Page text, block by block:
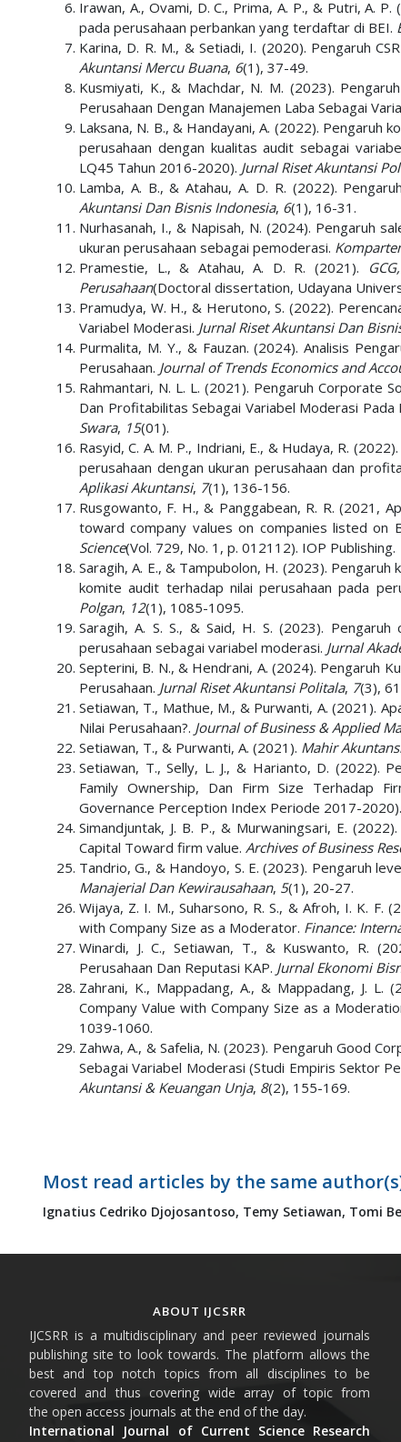
Irawan, A., Ovami, D. C., Prima, A. P., & Putri, A.
pada perusahaan perbankan yang terdaftar di BEI.
Karina, D. R. M., & Setiadi, I. (2020). Pengaruh
Akuntansi Mercu Buana, 6(1), 37-49.
Kusmiyati, K., & Machdar, N. M. (2023).
Perusahaan Dengan Manajemen Laba Sebagai
Laksana, N. B., & Handayani, A. (2022). Pengaruh
perusahaan dengan kualitas audit sebagai
LQ45 Tahun 2016-2020). Jurnal Riset Akuntansi
Lamba, A. B., & Atahau, A. D. R. (2022).
Akuntansi Dan Bisnis Indonesia, 6(1), 16-31.
Nurhasanah, I., & Napisah, N. (2024). Pengaruh
ukuran perusahaan sebagai pemoderasi.
Pramestie, L., & Atahau, A. D. R. (2021).
Perusahaan(Doctoral dissertation, Udayana
Pramudya, W. H., & Herutono, S. (2022).
Variabel Moderasi. Jurnal Riset Akuntansi Dan
Purmalita, M. Y., & Fauzan. (2024). Analisis
Perusahaan. Journal of Trends Economics and
Rahmantari, N. L. L. (2021). Pengaruh Corporate
Dan Profitabilitas Sebagai Variabel Moderasi
Swara, 15(01).
Rasyid, C. A. M. P., Indriani, E., & Hudaya, R.
perusahaan dengan ukuran perusahaan dan
Aplikasi Akuntansi, 7(1), 136-156.
Rusgowanto, F. H., & Panggabean, R. R. (2021,
toward company values on companies listed on
Science(Vol. 729, No. 1, p. 012112). IOP Publishing.
Saragih, A. E., & Tampubolon, H. (2023).
komite audit terhadap nilai perusahaan pada
Polgan, 12(1), 1085-1095.
Saragih, A. S. S., & Said, H. S. (2023).
perusahaan sebagai variabel moderasi. Jurnal
Septerini, B. N., & Hendrani, A. (2024). Pengaruh
Perusahaan. Jurnal Riset Akuntansi Politala, 7(3),
Setiawan, T., Mathue, M., & Purwanti, A. (2021).
Nilai Perusahaan?. Journal of Business & Applied
Setiawan, T., & Purwanti, A. (2021). Mahir
Setiawan, T., Selly, L. J., & Harianto, D. (2022).
Family Ownership, Dan Firm Size Terhadap
Governance Perception Index Periode 2017-2020).
Simandjuntak, J. B. P., & Murwaningsari, E.
Capital Toward firm value. Archives of Business
Tandrio, G., & Handoyo, S. E. (2023). Pengaruh
Manajerial Dan Kewirausahaan, 5(1), 20-27.
Wijaya, Z. I. M., Suharsono, R. S., & Afroh, I. K. F.
with Company Size as a Moderator. Finance:
Winardi, J. C., Setiawan, T., & Kuswanto, R.
Perusahaan Dan Reputasi KAP. Jurnal Ekonomi
Zahrani, K., Mappadang, A., & Mappadang, J.
Company Value with Company Size as a
1039-1060.
Zahwa, A., & Safelia, N. (2023). Pengaruh Good
Sebagai Variabel Moderasi (Studi Empiris Sektor
Akuntansi & Keuangan Unja, 8(2), 155-169.
Most read articles by the same
Ignatius Cedriko Djojosantoso, Temy Setiawan, Tomi
ABOUT IJCSRR
IJCSRR is a multidisciplinary and peer reviewed journals
publishing site to look towards. The platform allows the
best and top notch topics from all disciplines to be
covered and thus covering wide array of topic from
the open access journals at the end of the day.
International Journal of Current Science Research